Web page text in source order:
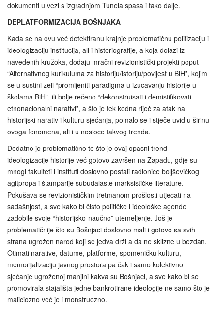
dokumenti u vezi s izgradnjom Tunela spasa i tako dalje.
DEPLATFORMIZACIJA BOŠNJAKA
Kada se na ovu već detektiranu krajnje problematičnu politizaciju i
ideologizaciju institucija, ali i historiografije, a koja dolazi iz
navedenih kružoka, dodaju mračni revizionistički projekti poput
“Alternativnog kurikuluma za historiju/istoriju/povijest u BiH”, kojim
se u suštini želi “promijeniti paradigma u izučavanju historije u
školama BiH”, ili bolje rečeno “dekonstruisati i demistifikovati
etnonacionalni narativi”, a što je tek kodna riječ za atak na
historijski narativ i kulturu sjećanja, pomalo se i stječe uvid u širinu
ovoga fenomena, ali i u nosioce takvog trenda.
Dodatno je problematično to što je ovaj opasni trend
ideologizacije historije već gotovo završen na Zapadu, gdje su
mnogi fakulteti i instituti doslovno postali radionice boljševičkog
agitpropa i štamparije subudalaste marksističke literature.
Pokušava se revizionističkim tretmanom prošlosti utjecati na
sadašnjost, a sve kako bi čisto političke i ideološke agende
zadobile svoje “historijsko-naučno” utemeljenje. Još je
problematičnije što su Bošnjaci doslovno mali i gotovo sa svih
strana ugrožen narod koji se jedva drži a da ne sklizne u bezdan.
Otimati narative, datume, platforme, spomeničku kulturu,
memorijalizaciju javnog prostora pa čak i samo kolektivno
sjećanje ugroženoj manjini kakva su Bošnjaci, a sve kako bi se
promovirala stajališta jedne bankrotirane ideologije ne samo što je
maliciozno već je i monstruozno.